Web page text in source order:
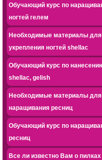
Обучающий курс по
ногтей гелем
Необходимые материалы для
укрепления ногтей shellac
Обучающий курс по
shellac, gelish
Необходимые материалы для
наращивания ресниц
Обучающий курс по
ресниц
Все ли известно Вам о